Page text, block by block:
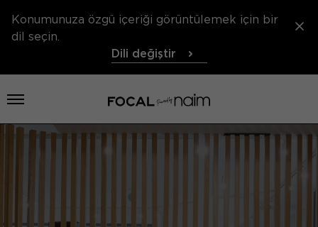
Konumunuza özgü içeriği görüntülemek için bir
dil seçin.
Dili değiştir
Menü aç